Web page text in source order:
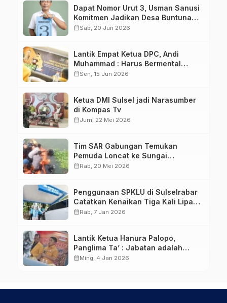
Dapat Nomor Urut 3, Usman Sanusi
Komitmen Jadikan Desa Buntuna
Jauh lebih Baik
calendar_monthSab, 20 Jun 2026
Lantik Empat Ketua DPC, Andi
Muhammad : Harus Bermental
Pejuang
calendar_monthSen, 15 Jun 2026
Ketua DMI Sulsel jadi Narasumber
di Kompas Tv
calendar_monthJum, 22 Mei 2026
Tim SAR Gabungan Temukan
Pemuda Loncat ke Sungai
Pampang Makassar
calendar_monthRab, 20 Mei 2026
Penggunaan SPKLU di Sulselrabar
Catatkan Kenaikan Tiga Kali Lipat
di Tahun 2025
calendar_monthRab, 7 Jan 2026
Lantik Ketua Hanura Palopo,
Panglima Ta’ : Jabatan adalah
amanah siap dipertanggung
calendar_monthMing, 4 Jan 2026